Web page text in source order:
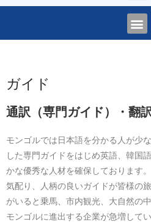
ガイド
通訳（専門ガイド）・翻
モンゴルでは日本語を分かる人が少
した専門ガイドをはじめ英語、韓国
かな優秀な人材を確保しております。
気配り、人柄の良いガイドが皆様の
がいると乗馬、市内観光、大自然の中
モンゴルに進出する企業が急増して